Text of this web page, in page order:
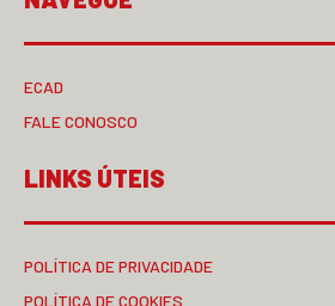
ECAD
FALE CONOSCO
LINKS ÚTEIS
POLÍTICA DE PRIVACIDADE
POLÍTICA DE COOKIES